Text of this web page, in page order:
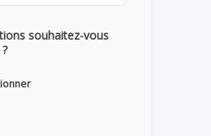
souhaitez-vous